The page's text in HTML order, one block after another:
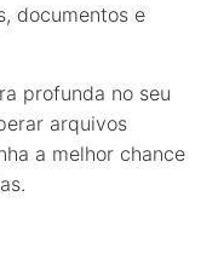
documentos e
profunda no seu
arquivos
a melhor chance